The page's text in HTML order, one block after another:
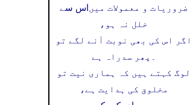
اس سے ضروریات و معمولات میں
خلل نہ ہو،
اگر اس کی بھی نوبت آنے لگے تو
پھر سدراہ ہے ۔
لوگ کہتے ہیں کہ ہماری نیت تو
مخلوق کی ہدایت ہے،